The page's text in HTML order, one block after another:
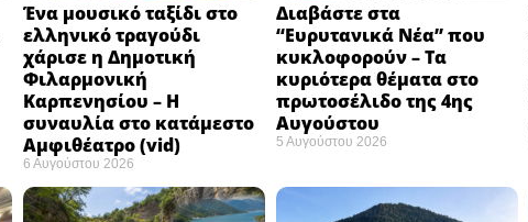
Ένα μουσικό ταξίδι στο
ελληνικό τραγούδι
χάρισε η Δημοτική
Φιλαρμονική
Καρπενησίου – Η
συναυλία στο κατάμεστο
Αμφιθέατρο (vid)
6 Αυγούστου 2026
Διαβάστε στα
“Ευρυτανικά Νέα” που
κυκλοφορούν – Τα
κυριότερα θέματα στο
πρωτοσέλιδο της 4ης
Αυγούστου
5 Αυγούστου 2026